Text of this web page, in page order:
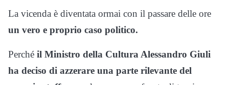
La vicenda è diventata ormai con il passare delle ore
un vero e proprio caso politico.
Perché il Ministro della Cultura Alessandro Giuli
ha deciso di azzerare una parte rilevante del